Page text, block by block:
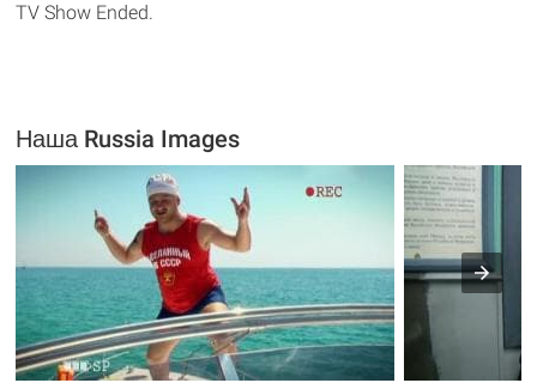
TV Show Ended.
Наша Russia Images